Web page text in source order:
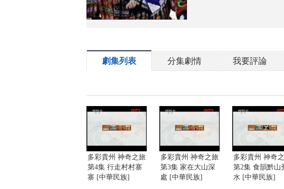
劇集列表 分集劇情 我要評論
多彩貴州 神奇之旅
第4集 行走村村寨
寨 [中華民族]
多彩貴州 神奇之旅
第3集 家在大山深
處 [中華民族]
多彩貴州 神奇
第2集 食韻黔山
水 [中華民族]